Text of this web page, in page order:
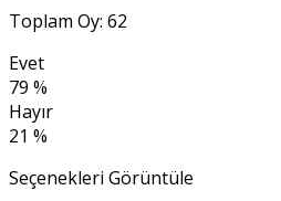
Toplam Oy: 62
Evet
79 %
Hayır
21 %
Seçenekleri Görüntüle